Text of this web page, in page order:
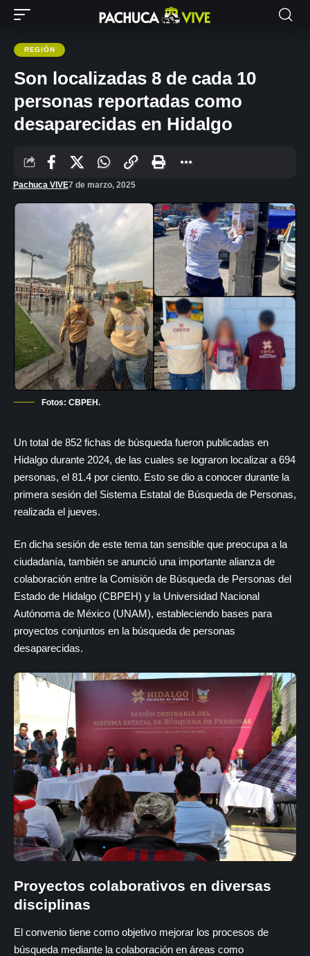
REGIÓN
Son localizadas 8 de cada 10
personas reportadas como
desaparecidas en Hidalgo
Pachuca VIVE7 de marzo, 2025
Fotos: CBPEH.
Un total de 852 fichas de búsqueda fueron publicadas en
Hidalgo durante 2024, de las cuales se lograron localizar a 694
personas, el 81.4 por ciento. Esto se dio a conocer durante la
primera sesión del Sistema Estatal de Búsqueda de Personas,
realizada el jueves.
En dicha sesión de este tema tan sensible que preocupa a la
ciudadanía, también se anunció una importante alianza de
colaboración entre la Comisión de Búsqueda de Personas del
Estado de Hidalgo (CBPEH) y la Universidad Nacional
Autónoma de México (UNAM), estableciendo bases para
proyectos conjuntos en la búsqueda de personas
desaparecidas.
Proyectos colaborativos en diversas
disciplinas
El convenio tiene como objetivo mejorar los procesos de
búsqueda mediante la colaboración en áreas como